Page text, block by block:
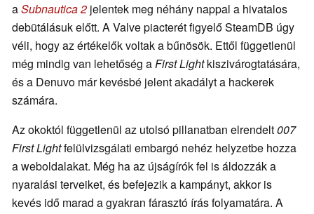
aSubnautica 2 jelentek meg néhány nappal a hivatalos
debütálásuk előtt. A Valve piacterét figyelő SteamDB úgy
véli, hogy az értékelők voltak a bűnösök. Ettől függetlenül
még mindig van lehetőség aFirst Lightkiszivárogtatására,
és a Denuvo már kevésbé jelent akadályt a hackerek
számára.
Az okoktól függetlenül az utolsó pillanatban elrendelt007
First Lightfelülvizsgálati embargó nehéz helyzetbe hozza
a weboldalakat. Még ha az újságírók fel is áldozzák a
nyaralási terveiket, és befejezik a kampányt, akkor is
kevés idő marad a gyakran fárasztó írás folyamatára. A